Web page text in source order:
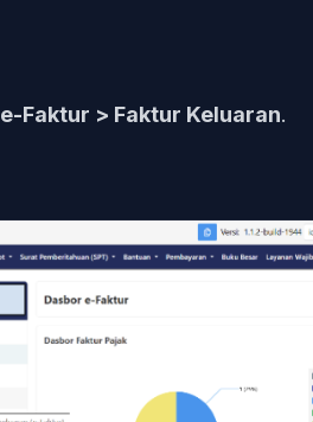
e-Faktur > Faktur Keluaran.